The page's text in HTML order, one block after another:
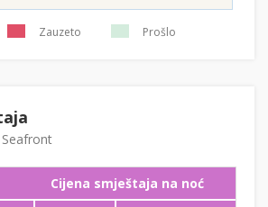
Zauzeto Prošlo
Cijena smještaja na noć